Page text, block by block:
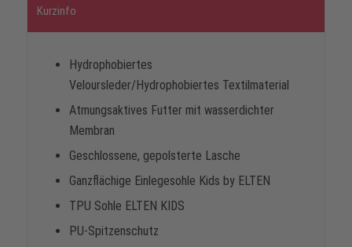
Kurzinfo
Hydrophobiertes
Veloursleder/Hydrophobiertes Textilmaterial
Atmungsaktives Futter mit wasserdichter
Membran
Geschlossene, gepolsterte Lasche
Ganzflächige Einlegesohle Kids by ELTEN
TPU Sohle ELTEN KIDS
PU-Spitzenschutz